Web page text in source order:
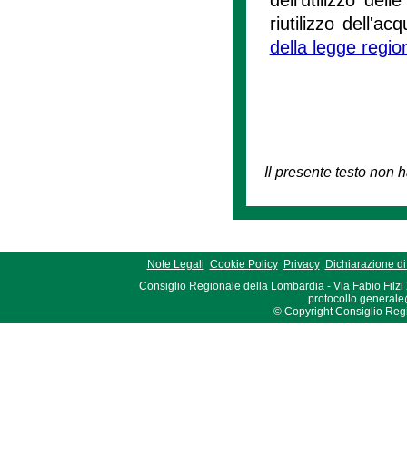
riutilizzo
della legge
Il presente testo non
Note Legali Cookie Policy Privacy
Dichiarazione
Consiglio Regionale della Lombardia - Via Fabio Filzi
© Copyright Consiglio